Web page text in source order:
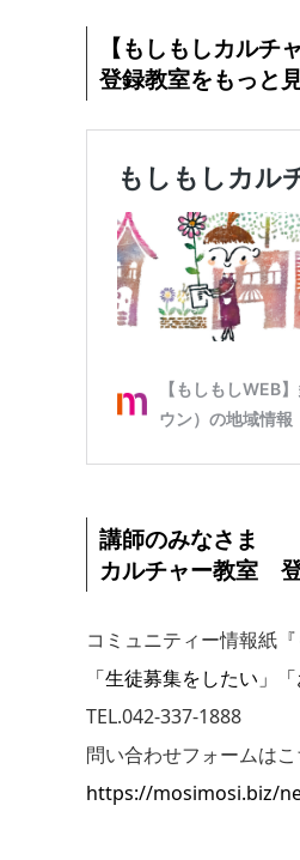
【もしもしカルチ
登録教室をもっと
講師のみなさま
カルチャー教室
コミュニティー情報紙『
「生徒募集をしたい」
TEL.042-337-1888
問い合わせフォームは
https://mosimosi.biz/